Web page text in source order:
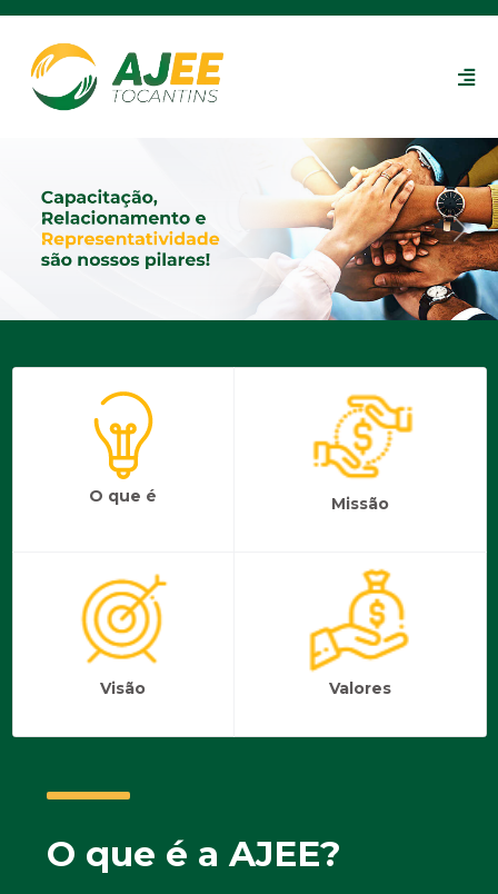
Previous
O que é Missão
Visão Valores
O que é a AJEE?